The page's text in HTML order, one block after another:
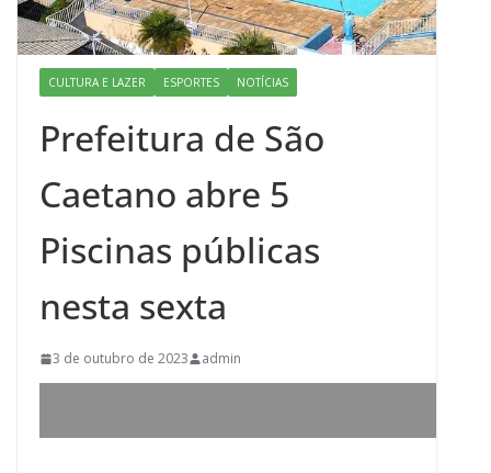
CULTURA E LAZER ESPORTES NOTÍCIAS
Prefeitura de São
Caetano abre 5
Piscinas públicas
nesta sexta
3 de outubro de 2023 admin